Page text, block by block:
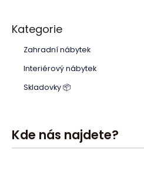
Kategorie
Zahradní nábytek
Interiérový nábytek
Skladovky 📦
Kde nás najdete?